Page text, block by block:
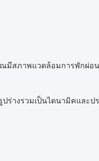
ณมีสภาพแวดล้อมการพักผ่
ร่างรวมเป็นไดนามิคและป